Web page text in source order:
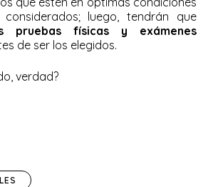
luego, tendrán que
pruebas físicas y exámenes
de ser los elegidos.
verdad?